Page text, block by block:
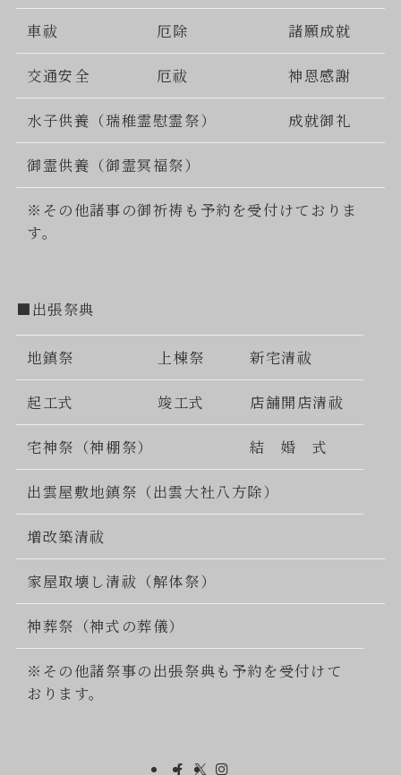
車祓 厄除 諸願成就
交通安全 厄祓 神恩感謝
水子供養（瑞稚霊慰霊祭） 成就御礼
御霊供養（御霊冥福祭）
※その他諸事の御祈祷も予約を受付けておりま
す。
■出張祭典
地鎮祭 上棟祭 新宅清祓
起工式 竣工式 店舗開店清祓
宅神祭（神棚祭） 結 婚 式
出雲屋敷地鎮祭（出雲大社八方除）
増改築清祓
家屋取壊し清祓（解体祭）
神葬祭（神式の葬儀）
※その他諸祭事の出張祭典も予約を受付けて
おります。